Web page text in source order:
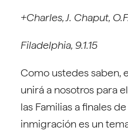
+Charles, J. Chaput,
Filadelphia, 9.1.15
Como ustedes saben,
unirá a nosotros para
las Familias a finales
inmigración es un